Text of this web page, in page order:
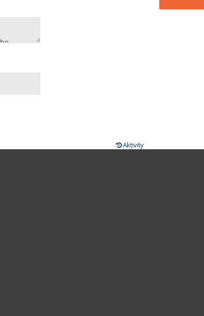
Aktivity